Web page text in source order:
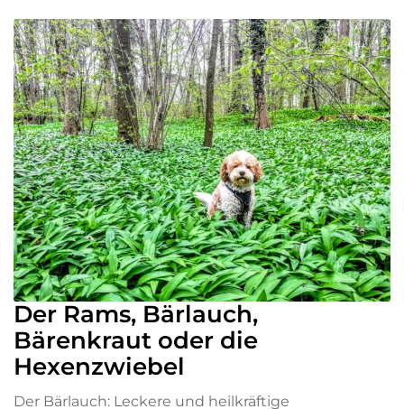
Der Rams, Bärlauch,
Bärenkraut oder die
Hexenzwiebel
Der Bärlauch: Leckere und heilkräftige